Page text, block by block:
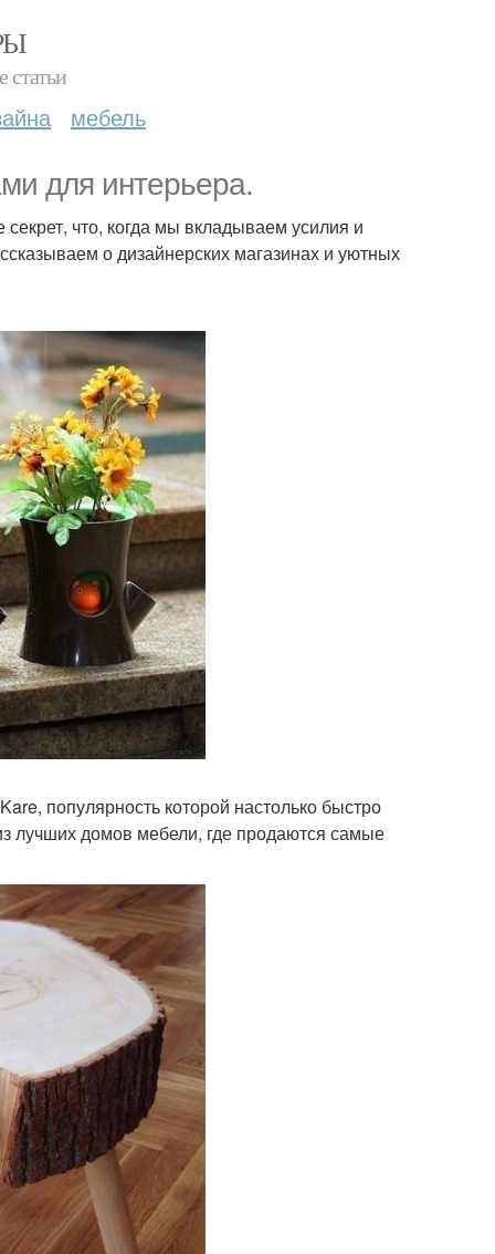
статьи
мебель
для интерьера.
что, когда мы вкладываем усилия и
о дизайнерских магазинах и уютных
популярность которой настолько быстро
лучших домов мебели, где продаются самые